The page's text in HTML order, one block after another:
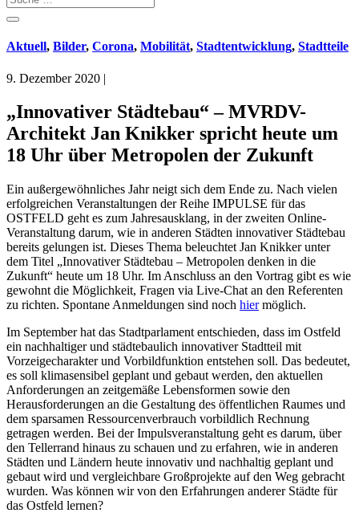
Aktuell, Bilder, Corona, Mobilität, Stadtentwicklung, Stadtteile
9. Dezember 2020 |
„Innovativer Städtebau“ – MVRDV-
Architekt Jan Knikker spricht heute um
18 Uhr über Metropolen der Zukunft
Ein außergewöhnliches Jahr neigt sich dem Ende zu. Nach vielen
erfolgreichen Veranstaltungen der Reihe IMPULSE für das
OSTFELD geht es zum Jahresausklang, in der zweiten Online-
Veranstaltung darum, wie in anderen Städten innovativer Städtebau
bereits gelungen ist. Dieses Thema beleuchtet Jan Knikker unter
dem Titel „Innovativer Städtebau – Metropolen denken in die
Zukunft“ heute um 18 Uhr. Im Anschluss an den Vortrag gibt es wie
gewohnt die Möglichkeit, Fragen via Live-Chat an den Referenten
zu richten. Spontane Anmeldungen sind noch hiermöglich.
Im September hat das Stadtparlament entschieden, dass im Ostfeld
ein nachhaltiger und städtebaulich innovativer Stadtteil mit
Vorzeigecharakter und Vorbildfunktion entstehen soll. Das bedeutet,
es soll klimasensibel geplant und gebaut werden, den aktuellen
Anforderungen an zeitgemäße Lebensformen sowie den
Herausforderungen an die Gestaltung des öffentlichen Raumes und
dem sparsamen Ressourcenverbrauch vorbildlich Rechnung
getragen werden. Bei der Impulsveranstaltung geht es darum, über
den Tellerrand hinaus zu schauen und zu erfahren, wie in anderen
Städten und Ländern heute innovativ und nachhaltig geplant und
gebaut wird und vergleichbare Großprojekte auf den Weg gebracht
wurden. Was können wir von den Erfahrungen anderer Städte für
das Ostfeld lernen?